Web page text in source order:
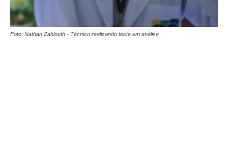
Foto: Nathan Zahlouth - Técnico realizando teste em análise